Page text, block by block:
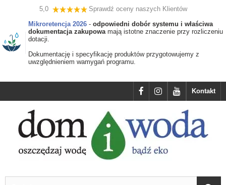
5,0
Sprawdź oceny naszych Klientów
Mikroretencja 2026 - odpowiedni dobór systemu i właściwa
dokumentacja zakupowamają istotne znaczenie przy rozliczeniu
dotacji.
Dokumentację i specyfikację produktów przygotowujemy z
uwzględnieniem wamygań programu.
Kontakt